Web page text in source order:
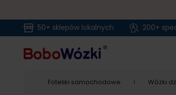
50+ sklepów lokalnych 200+
Foteliki samochodowe Wózki